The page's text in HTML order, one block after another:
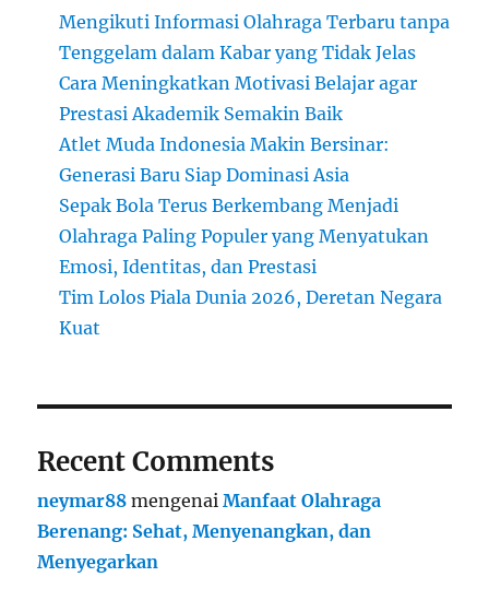
Mengikuti Informasi Olahraga Terbaru tanpa
Tenggelam dalam Kabar yang Tidak Jelas
Cara Meningkatkan Motivasi Belajar agar
Prestasi Akademik Semakin Baik
Atlet Muda Indonesia Makin Bersinar:
Generasi Baru Siap Dominasi Asia
Sepak Bola Terus Berkembang Menjadi
Olahraga Paling Populer yang Menyatukan
Emosi, Identitas, dan Prestasi
Tim Lolos Piala Dunia 2026, Deretan Negara
Kuat
Recent Comments
neymar88 mengenaiManfaat Olahraga
Berenang: Sehat, Menyenangkan, dan
Menyegarkan